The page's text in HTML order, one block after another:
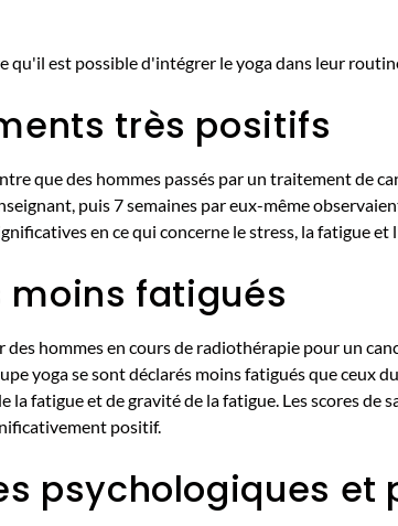
qu'il est possible d'intégrer le yoga dans leur
très positifs
que des hommes passés par un traitement de
puis 7 semaines par eux-même
en ce qui concerne le stress, la fatigue et
moins fatigués
hommes en cours de radiothérapie pour un
yoga se sont déclarés moins fatigués que ceux
la fatigue et de gravité de la fatigue. Les scores de
positif.
psychologiques et